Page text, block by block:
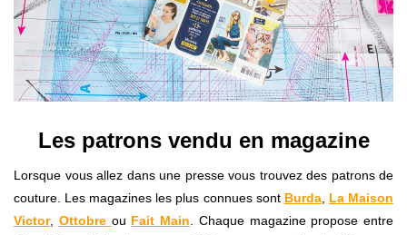
Les patrons vendu en magazine
Lorsque vous allez dans une presse vous trouvez des patrons de
couture. Les magazines les plus connues sont Burda, La Maison
Victor, Ottobre ou Fait Main . Chaque magazine propose entre